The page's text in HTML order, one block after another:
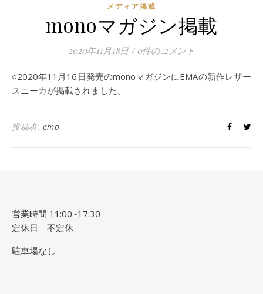
メディア掲載
monoマガジン掲載
2020年11月18日 / 0件のコメント
○2020年11月16日発売のmonoマガジンにEMAの新作レザー
スニーカが掲載されました。
投稿者: ema
営業時間 11:00~17:30
定休日 不定休
駐車場なし